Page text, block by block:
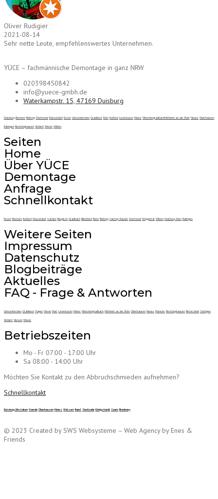
Oliver Rudigier
2021-08-14
Sehr nette Leute, empfehlenswertes Unternehmen.
YÜCE – fachmännische Demontage in ganz NRW
020398450842
info@yuece-gmbh.de
Waterkampstr. 15, 47169 Duisburg
Duisburg Bochum Bottrop Dortmund Düsseldorf Essen Gelsenkirchen Gladbeck Köln Krefeld Leverkusen Moers MönchengladbachMülheim an der Ruhr Neuss Oberhausen
Ratingen Recklinghausen Velbert Wesel Witten
Seiten
Home
Über YÜCE
Demontage
Anfrage
Schnellkontakt
Essen Bochum Krefeld Düsseldorf Aachen Bergisch Gladbach Bielefeld Bonn Bottrop Castrop Rauxel Dortmund Wuppertal Witten Duisburg Köln Ratingen
Weitere Seiten
Impressum
Datenschutz
Blogbeiträge
Aktuelles
FAQ - Frage & Antworten
Gelsenkirchen Gladbeck Hagen Herne Marl Leverkusen Moers Mönchengladbach Mülheim an der Ruhr Oberhausen Neuss Münster Recklinghausen Remscheid Solingen
Velbert Viersen Wesel
Betriebszeiten
Mo - Fr 07:00 - 17:00 Uhr
Sa 08:00 - 14:00 Uhr
Möchten Sie Kontakt zu den Abbruchschmieden aufnehmen?
Schnellkontakt
Duisburg Dinslaken Voerde Oberhausen Moers Walsum Baerl Sterkrade Königshardt Saarn Bredeney
© 2023 Created by SWS Websysteme – Web Agency by Enes &
Friends